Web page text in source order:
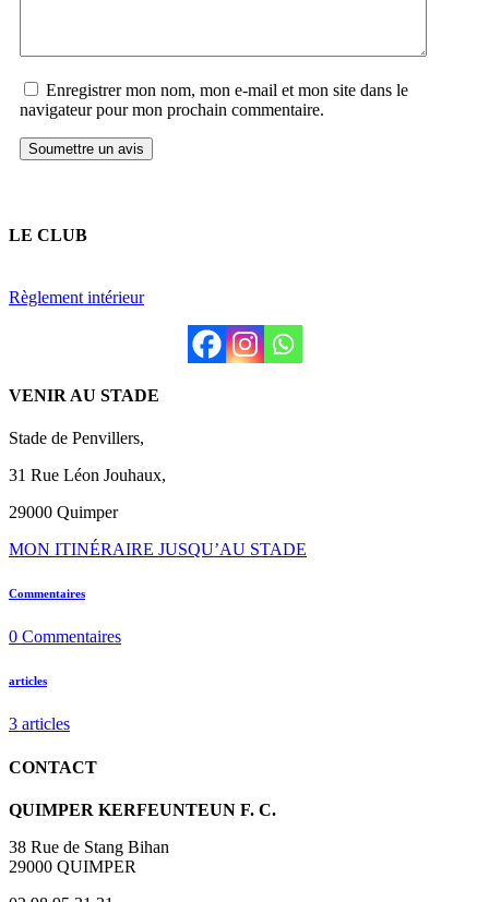
Enregistrer mon nom, mon e-mail et mon site dans le
navigateur pour mon prochain commentaire.
LE CLUB
Règlement intérieur
VENIR AU STADE
Stade de Penvillers,
31 Rue Léon Jouhaux,
29000 Quimper
MON ITINÉRAIRE JUSQU’AU STADE
Commentaires
0 Commentaires
articles
3 articles
CONTACT
QUIMPER KERFEUNTEUN F. C.
38 Rue de Stang Bihan
29000 QUIMPER